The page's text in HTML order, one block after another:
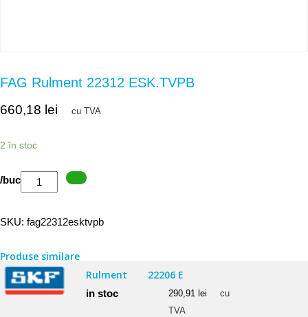
FAG Rulment 22312 ESK.TVPB
660,18 lei cu TVA
2 în stoc
Cantitate
/buc
SKU: fag22312esktvpb
Produse similare
Rulment
22206 E
in stoc 290,91 lei
cu
TVA